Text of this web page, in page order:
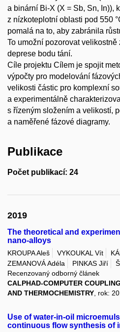
a binární Bi-X (X = Sb, Sn, In)),
z nízkoteplotní oblasti pod 550
pomalá na to, aby zabránila
To umožní pozorovat
deprese bodu tání.
Cíle projektu Cílem je spojit
výpočty pro modelování
velikosti částic pro komplexní
a experimentálně
s řízeným složením a velikostí,
a naměřené fázové diagramy.
Publikace
Počet publikací: 24
2019
The theoretical and
nano-alloys
KROUPA Aleš VYKOUKAL Vít
ZEMANOVÁ Adéla
PINKAS Jiří
Recenzovaný odborný článek
CALPHAD-COMPUTER
AND THERMOCHEMISTRY , rok:
Use of water-in-oil
continuous flow synthesis of